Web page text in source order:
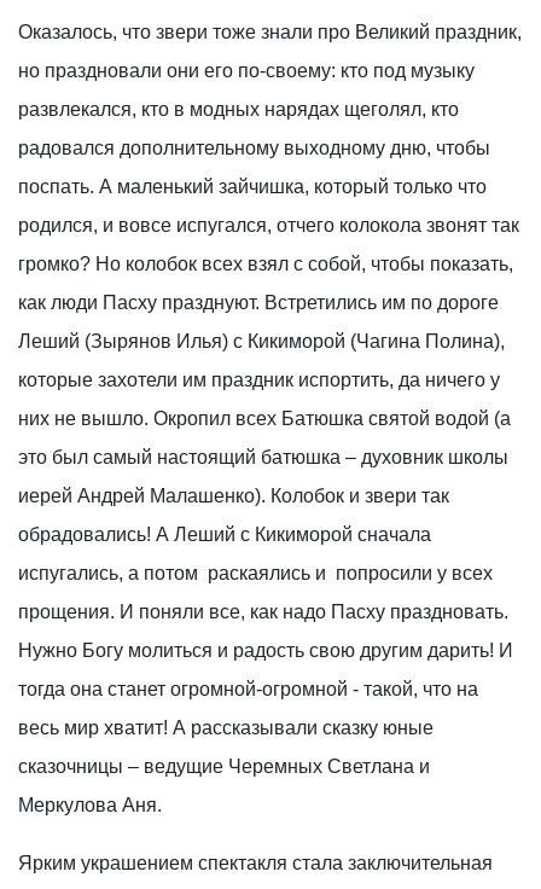
Оказалось, что звери тоже знали про Великий праздник,
но праздновали они его по-своему: кто под музыку
развлекался, кто в модных нарядах щеголял, кто
радовался дополнительному выходному дню, чтобы
поспать. А маленький зайчишка, который только что
родился, и вовсе испугался, отчего колокола звонят так
громко? Но колобок всех взял с собой, чтобы показать,
как люди Пасху празднуют. Встретились им по дороге
Леший (Зырянов Илья) с Кикиморой (Чагина Полина),
которые захотели им праздник испортить, да ничего у
них не вышло. Окропил всех Батюшка святой водой (а
это был самый настоящий батюшка – духовник школы
иерей Андрей Малашенко). Колобок и звери так
обрадовались! А Леший с Кикиморой сначала
испугались, а потом раскаялись и попросили у всех
прощения. И поняли все, как надо Пасху праздновать.
Нужно Богу молиться и радость свою другим дарить! И
тогда она станет огромной-огромной - такой, что на
весь мир хватит! А рассказывали сказку юные
сказочницы – ведущие Черемных Светлана и
Меркулова Аня.
Ярким украшением спектакля стала заключительная